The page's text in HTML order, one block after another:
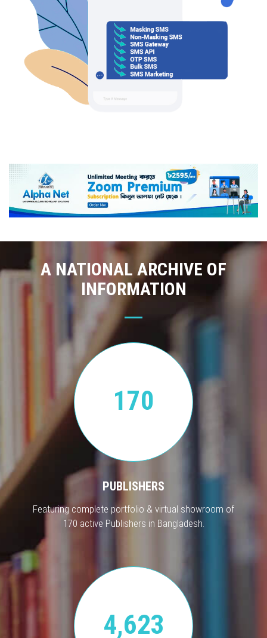
A NATIONAL ARCHIVE OF
INFORMATION
170
PUBLISHERS
Featuring complete portfolio & virtual showroom of
170 active Publishers in Bangladesh.
4,623